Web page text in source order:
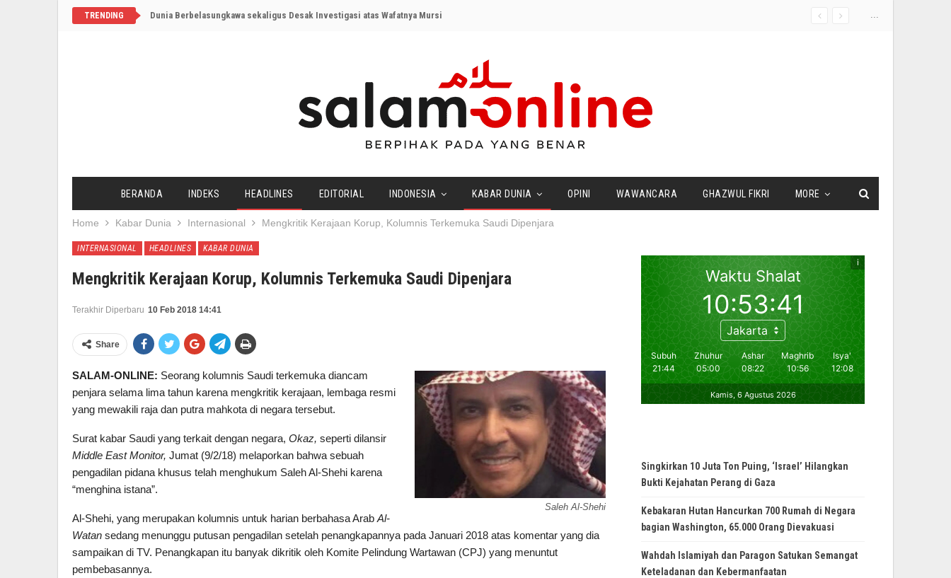
...
TRENDING Dunia Berbelasungkawa sekaligus Desak Investigasi atas Wafatnya Mursi
BERANDA INDEKS HEADLINES EDITORIAL INDONESIA KABAR DUNIA OPINI WAWANCARA GHAZWUL FIKRI MORE
Home Kabar Dunia Internasional Mengkritik Kerajaan Korup, Kolumnis Terkemuka Saudi Dipenjara
INTERNASIONAL HEADLINES KABAR DUNIA
Mengkritik Kerajaan Korup, Kolumnis Terkemuka Saudi Dipenjara
Terakhir Diperbaru 10 Feb 2018 14:41
Share
Saleh Al-Shehi
SALAM-ONLINE: Seorang kolumnis Saudi terkemuka diancam
penjara selama lima tahun karena mengkritik kerajaan, lembaga resmi
yang mewakili raja dan putra mahkota di negara tersebut.
Surat kabar Saudi yang terkait dengan negara, Okaz, seperti dilansir
Middle East Monitor, Jumat (9/2/18) melaporkan bahwa sebuah
pengadilan pidana khusus telah menghukum Saleh Al-Shehi karena
“menghina istana”.
Al-Shehi, yang merupakan kolumnis untuk harian berbahasa Arab Al-
Watan sedang menunggu putusan pengadilan setelah penangkapannya pada Januari 2018 atas komentar yang dia
sampaikan di TV. Penangkapan itu banyak dikritik oleh Komite Pelindung Wartawan (CPJ) yang menuntut
pembebasannya.
Singkirkan 10 Juta Ton Puing, ‘Israel’ Hilangkan
Bukti Kejahatan Perang di Gaza
Kebakaran Hutan Hancurkan 700 Rumah di Negara
bagian Washington, 65.000 Orang Dievakuasi
Wahdah Islamiyah dan Paragon Satukan Semangat
Keteladanan dan Kebermanfaatan